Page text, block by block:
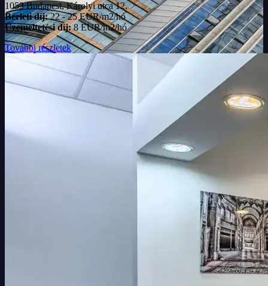
1053 Budapest, Károlyi utca 12.
Bérleti díj:22 - 25 EUR/m2/hó
Üzemeltetési díj:8 EUR/m2/hó
További részletek